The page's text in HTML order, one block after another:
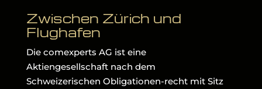
Zwischen Zürich und
Flughafen
Die comexperts AG ist eine
Aktiengesellschaft nach dem
Schweizerischen Obligationen-recht mit Sitz